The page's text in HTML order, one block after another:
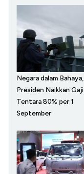
Negara dalam Bahaya,
Presiden Naikkan Gaji
Tentara 80% per 1
September